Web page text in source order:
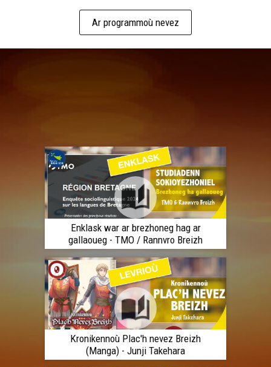
Ar programmoù nevez
Enklask war ar brezhoneg hag ar
gallaoueg - TMO / Rannvro Breizh
Kronikennoù Plac'h nevez Breizh
(Manga) - Junji Takehara